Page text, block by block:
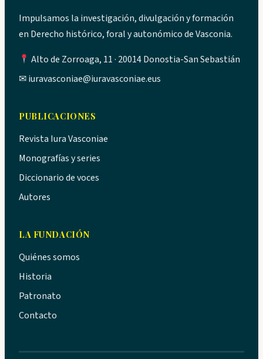
Impulsamos la investigación, divulgación y formación
en Derecho histórico, foral y autonómico de Vasconia.
Alto de Zorroaga, 11 · 20014 Donostia-San Sebastián
✉iuravasconiae@iuravasconiae.eus
PUBLICACIONES
Revista Iura Vasconiae
Monografías y series
Diccionario de voces
Autores
LA FUNDACIÓN
Quiénes somos
Historia
Patronato
Contacto